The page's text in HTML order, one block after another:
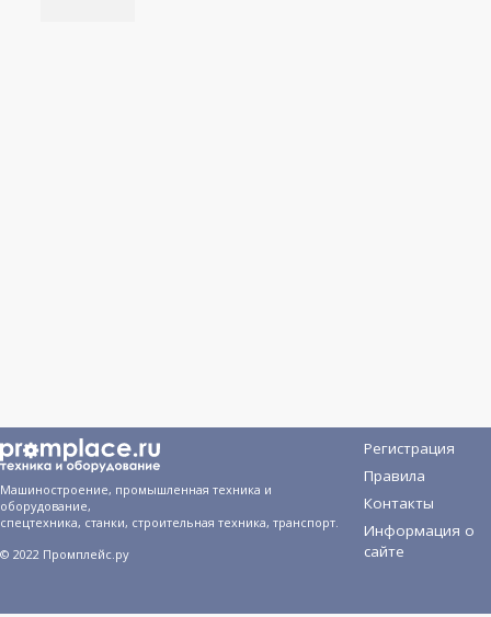
Машиностроение, промышленная техника и
оборудование,
спецтехника, станки, строительная техника, транспорт.
© 2022 Промплейс.ру
Регистрация
Правила
Контакты
Информация о
сайте